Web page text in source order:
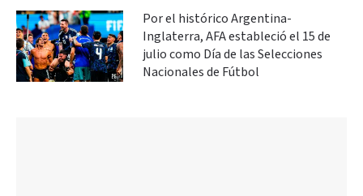
Por el histórico Argentina-
Inglaterra, AFA estableció el 15 de
julio como Día de las Selecciones
Nacionales de Fútbol